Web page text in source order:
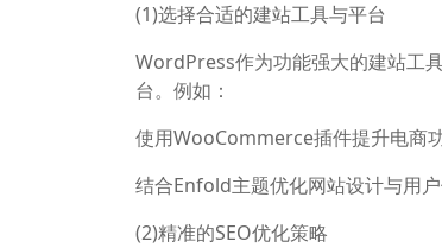
(1)选择合适的建站工具与平台
WordPress作为功能强大的建站工
台。例如：
使用WooCommerce插件提升电商
结合Enfold主题优化网站设计与用户
(2)精准的SEO优化策略